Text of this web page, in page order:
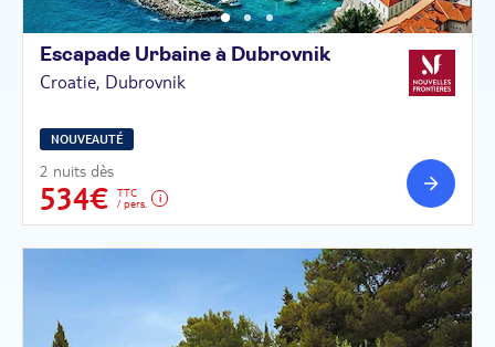
Escapade Urbaine à Dubrovnik
Croatie, Dubrovnik
NOUVEAUTÉ
2 nuits dès
534€
TTC
/ pers.